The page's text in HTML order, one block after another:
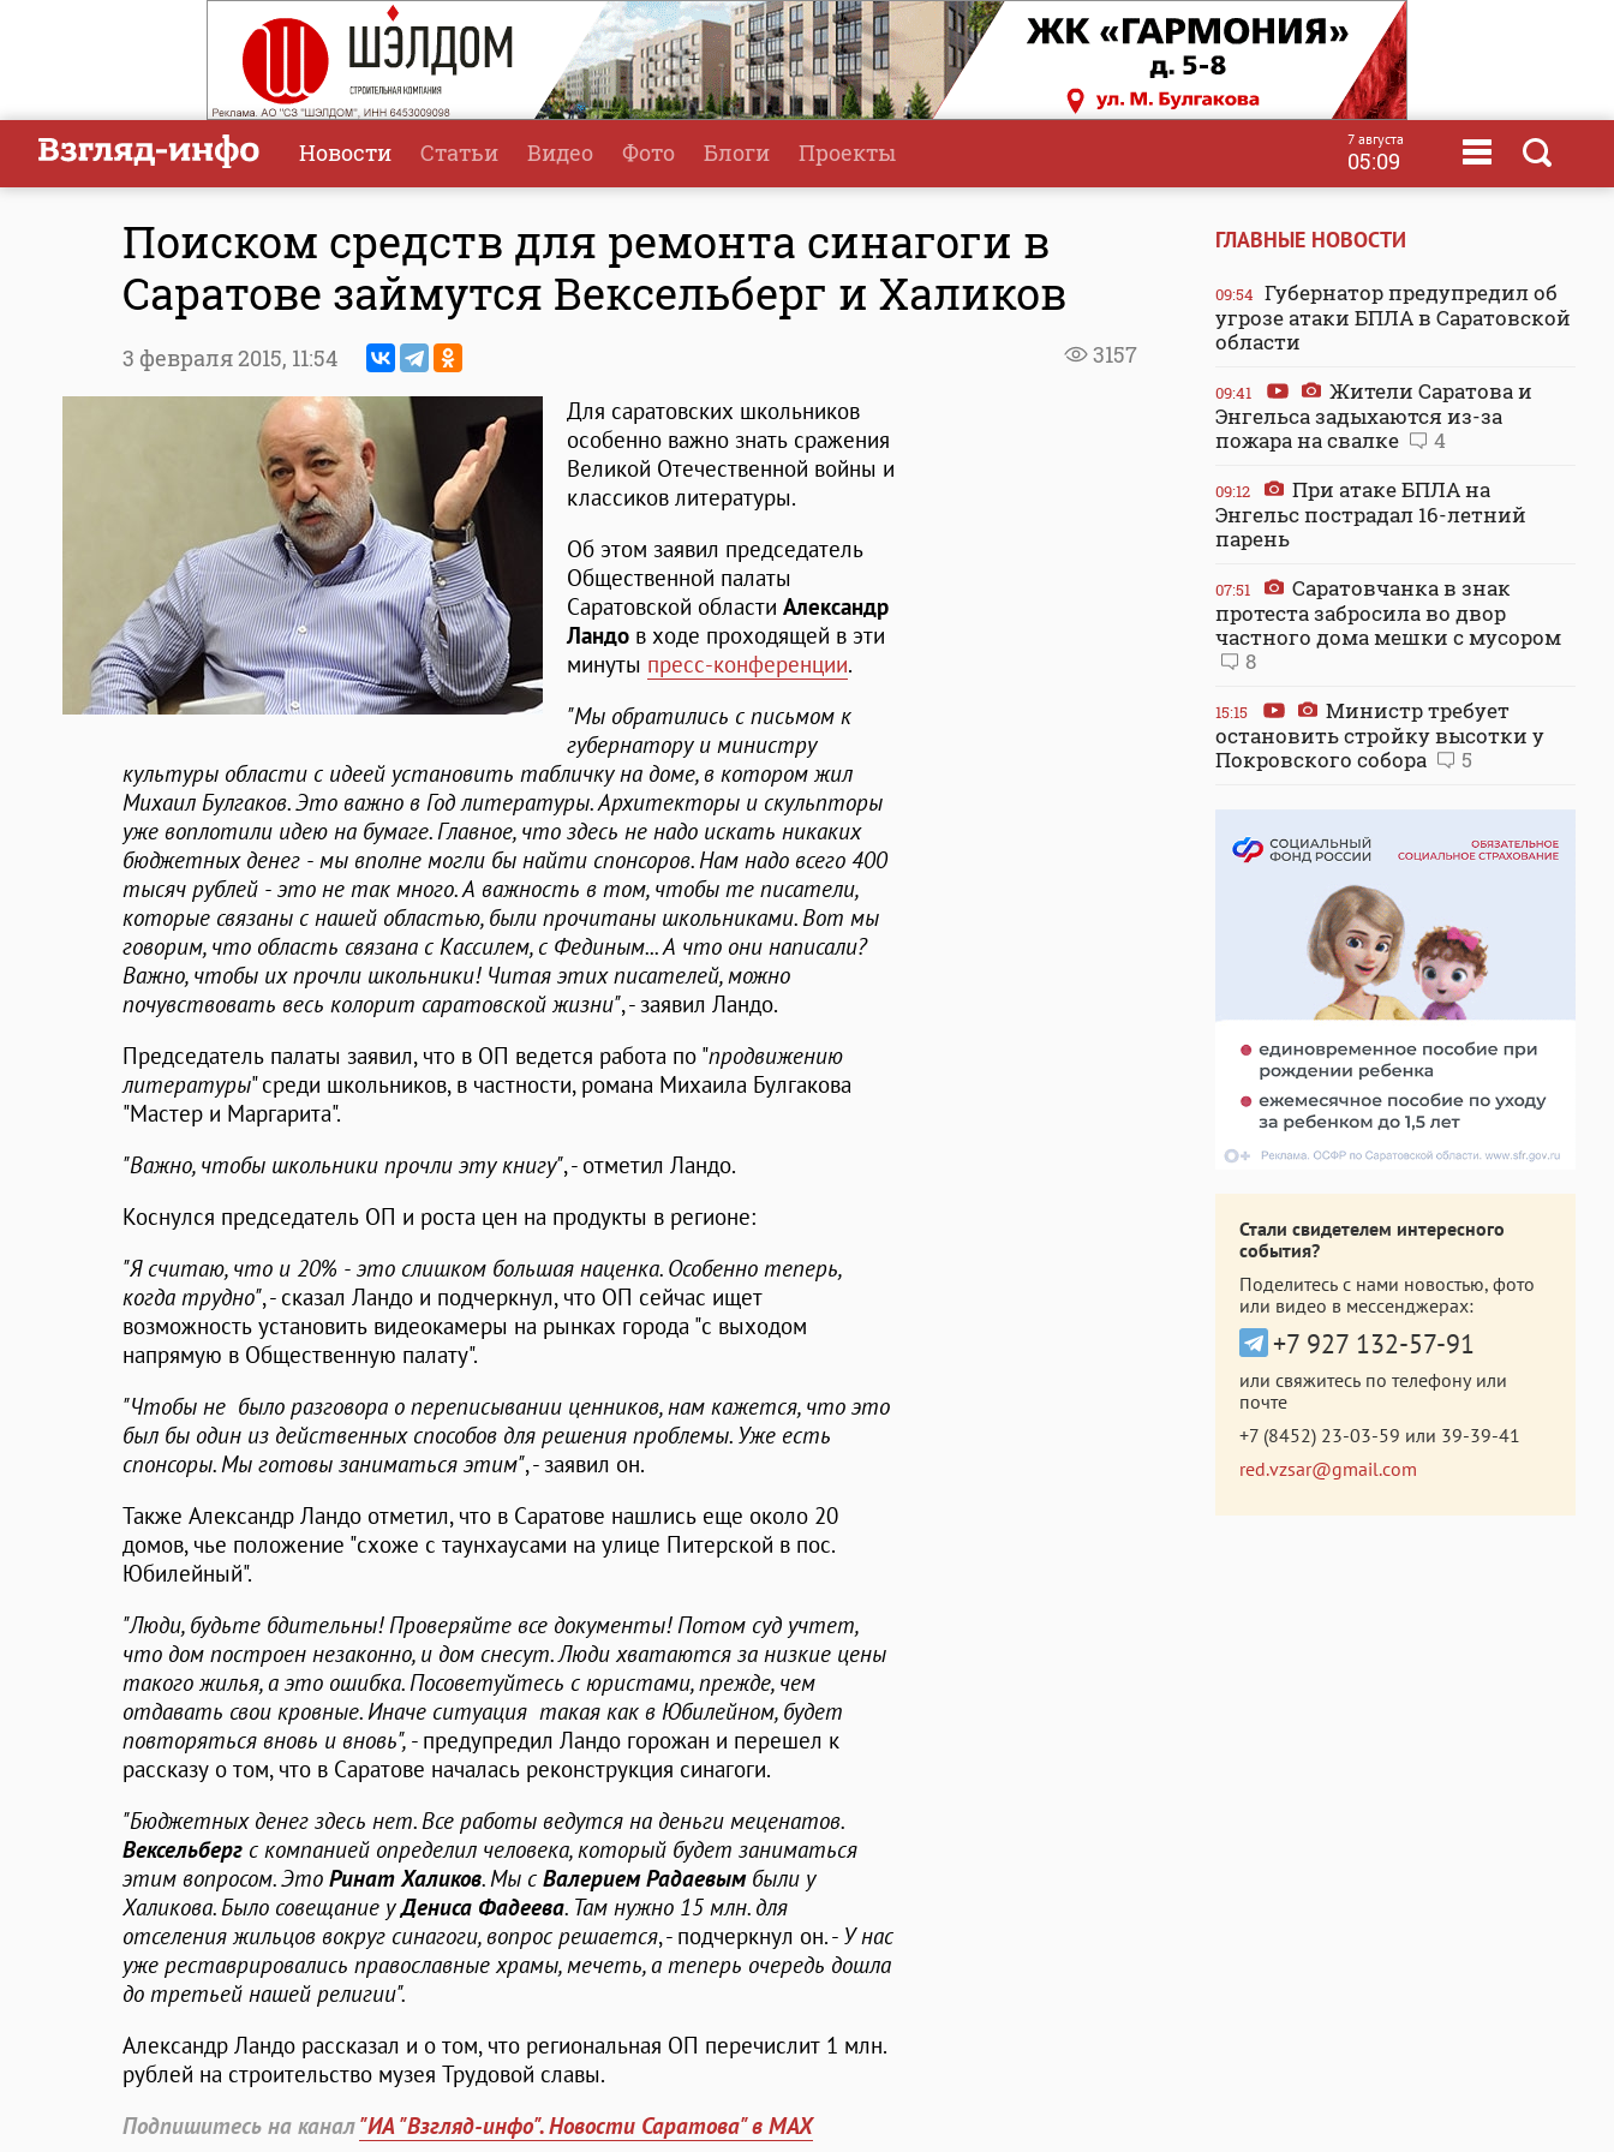
Новости Статьи Видео Фото Блоги Проекты 7 августа
05:09
Поиском средств для ремонта синагоги в
Саратове займутся Вексельберг и Халиков
3157
3 февраля 2015, 11:54
Для саратовских школьников
особенно важно знать сражения
Великой Отечественной войны и
классиков литературы.
Об этом заявил председатель
Общественной палаты
Саратовской области Александр
Ландо в ходе проходящей в эти
минуты пресс-конференции.
"Мы обратились с письмом к
губернатору и министру
культуры области с идеей установить табличку на доме, в котором жил
Михаил Булгаков. Это важно в Год литературы. Архитекторы и скульпторы
уже воплотили идею на бумаге. Главное, что здесь не надо искать никаких
бюджетных денег - мы вполне могли бы найти спонсоров. Нам надо всего 400
тысяч рублей - это не так много. А важность в том, чтобы те писатели,
которые связаны с нашей областью, были прочитаны школьниками. Вот мы
говорим, что область связана с Кассилем, с Фединым... А что они написали?
Важно, чтобы их прочли школьники! Читая этих писателей, можно
почувствовать весь колорит саратовской жизни", - заявил Ландо.
Председатель палаты заявил, что в ОП ведется работа по "продвижению
литературы" среди школьников, в частности, романа Михаила Булгакова
"Мастер и Маргарита".
"Важно, чтобы школьники прочли эту книгу", - отметил Ландо.
Коснулся председатель ОП и роста цен на продукты в регионе:
"Я считаю, что и 20% - это слишком большая наценка. Особенно теперь,
когда трудно", - сказал Ландо и подчеркнул, что ОП сейчас ищет
возможность установить видеокамеры на рынках города "с выходом
напрямую в Общественную палату".
"Чтобы не было разговора о переписывании ценников, нам кажется, что это
был бы один из действенных способов для решения проблемы. Уже есть
спонсоры. Мы готовы заниматься этим", - заявил он.
Также Александр Ландо отметил, что в Саратове нашлись еще около 20
домов, чье положение "схоже с таунхаусами на улице Питерской в пос.
Юбилейный".
"Люди, будьте бдительны! Проверяйте все документы! Потом суд учтет,
что дом построен незаконно, и дом снесут. Люди хватаются за низкие цены
такого жилья, а это ошибка. Посоветуйтесь с юристами, прежде, чем
отдавать свои кровные. Иначе ситуация такая как в Юбилейном, будет
повторяться вновь и вновь", - предупредил Ландо горожан и перешел к
рассказу о том, что в Саратове началась реконструкция синагоги.
"Бюджетных денег здесь нет. Все работы ведутся на деньги меценатов.
Вексельберг с компанией определил человека, который будет заниматься
этим вопросом. Это Ринат Халиков. Мы с Валерием Радаевымбыли у
Халикова. Было совещание уДениса Фадеева. Там нужно 15 млн. для
отселения жильцов вокруг синагоги, вопрос решается, - подчеркнул он. - У нас
уже реставрировались православные храмы, мечеть, а теперь очередь дошла
до третьей нашей религии".
Александр Ландо рассказал и о том, что региональная ОП перечислит 1 млн.
рублей на строительство музея Трудовой славы.
Подпишитесь на канал"ИА "Взгляд-инфо". Новости Саратова" в MAX
ГЛАВНЫЕ НОВОСТИ
09:54 Губернатор предупредил об
угрозе атаки БПЛА в Саратовской
области
09:41
Жители Саратова и
Энгельса задыхаются из-за
пожара на свалке
4
09:12
При атаке БПЛА на
Энгельс пострадал 16-летний
парень
07:51
Саратовчанка в знак
протеста забросила во двор
частного дома мешки с мусором
8
15:15
Министр требует
остановить стройку высотки у
Покровского собора
5
Стали свидетелем интересного
события?
Поделитесь с нами новостью, фото
или видео в мессенджерах:
+7 927 132-57-91
или свяжитесь по телефону или
почте
+7 (8452) 23-03-59 или 39-39-41
red.vzsar@gmail.com